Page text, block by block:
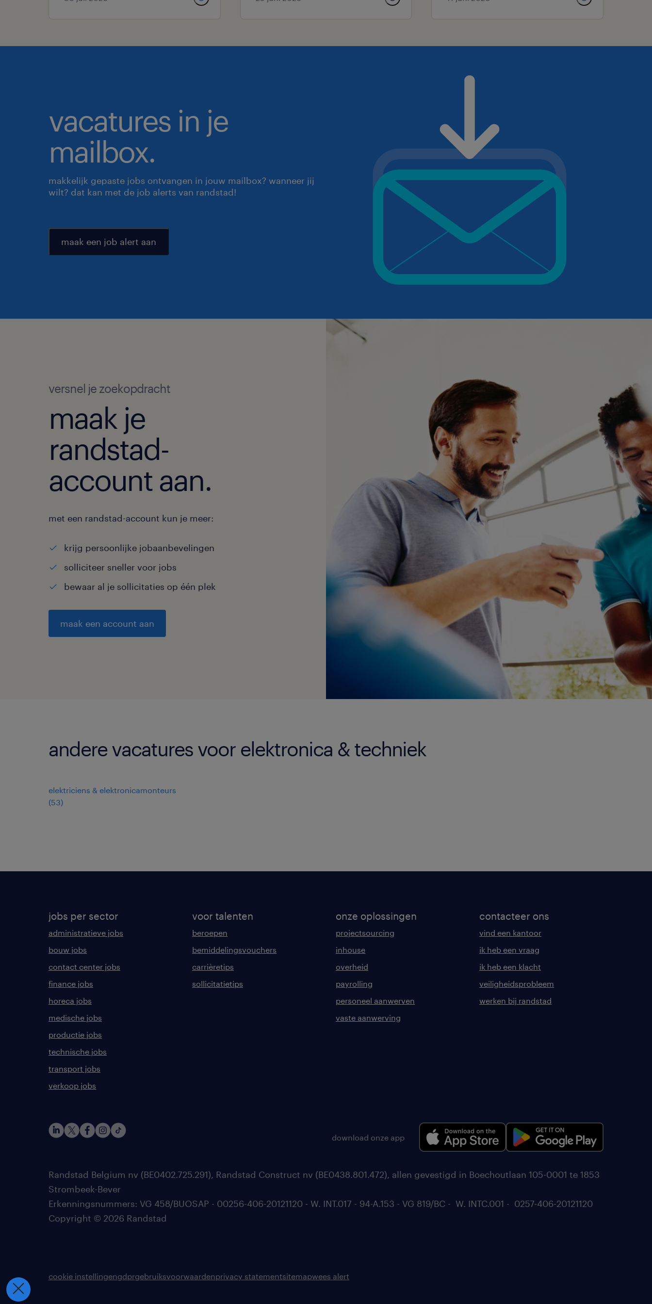
vacatures in je
mailbox.
makkelijk gepaste jobs ontvangen in jouw mailbox? wanneer jij
wilt? dat kan met de job alerts van randstad!
maak een job alert aan
versnel je zoekopdracht
maak je
randstad-
account aan.
met een randstad-account kun je meer:
krijg persoonlijke jobaanbevelingen
solliciteer sneller voor jobs
bewaar al je sollicitaties op één plek
maak een account aan
andere vacatures voor elektronica & techniek
elektriciens & elektronicamonteurs
(53)
jobs per sector
administratieve jobs
bouw jobs
contact center jobs
finance jobs
horeca jobs
medische jobs
productie jobs
technische jobs
transport jobs
verkoop jobs
voor talenten
beroepen
bemiddelingsvouchers
carrièretips
sollicitatietips
onze oplossingen
projectsourcing
inhouse
overheid
payrolling
personeel aanwerven
vaste aanwerving
contacteer ons
vind een kantoor
ik heb een vraag
ik heb een klacht
veiligheidsprobleem
werken bij randstad
download onze app
Randstad Belgium nv (BE0402.725.291), Randstad Construct nv (BE0438.801.472), allen gevestigd in Boechoutlaan 105-0001 te 1853
Strombeek-Bever
Erkenningsnummers: VG 458/BUOSAP - 00256-406-20121120 - W. INT.017 - 94-A.153 - VG 819/BC - W. INTC.001 - 0257-406-20121120
Copyright © 2026 Randstad
cookie instellingengdprgebruiksvoorwaardenprivacy statementsitemapwees alert